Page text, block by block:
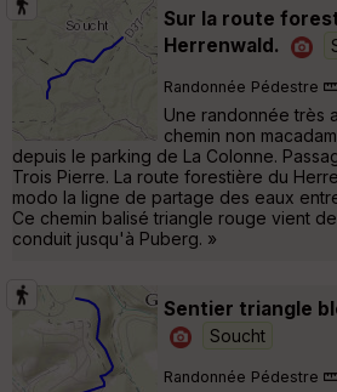
Sur la route
Herrenwald.
Randonnée Pédestre
Une randonnée très
chemin non
depuis le parking de La Colonne.
Trois Pierre. La route forestière du
modo la ligne de partage des eaux
Ce chemin balisé triangle rouge vient
conduit jusqu'à Puberg. »
Sentier triangle
Soucht
Randonnée Pédestre